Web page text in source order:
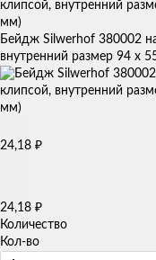
Бейдж Silwerhof 380002
внутренний размер 94 х
24,18 ₽
24,18 ₽
Количество
Кол-во